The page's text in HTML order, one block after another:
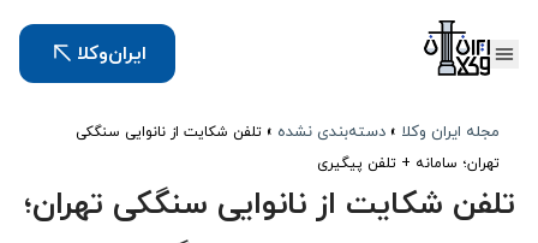
ایران‌وکلا
مجله ایران وکلا » دسته‌بندی نشده » تلفن شکایت از نانوایی سنگکی
تهران؛ سامانه + تلفن پیگیری
تلفن شکایت از نانوایی سنگکی تهران؛